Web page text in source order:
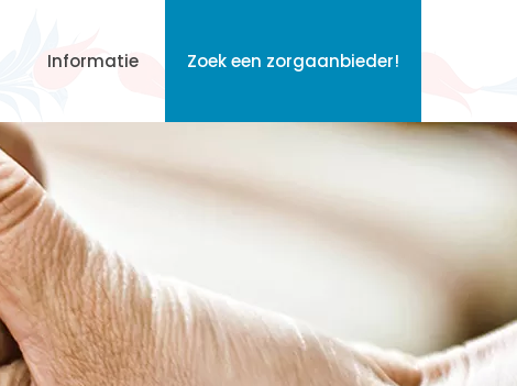
Informatie Zoek een zorgaanbieder!